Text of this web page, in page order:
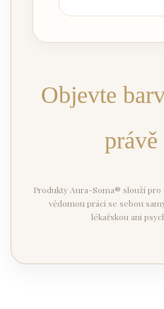
Objevte
Produkty Aura-Soma® slouží
vědomou práci se sebou
lékařskou ani